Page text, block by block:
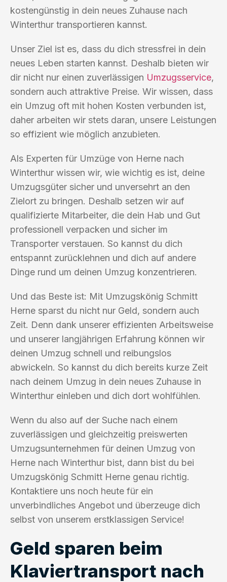
kostengünstig in dein neues Zuhause nach
Winterthur transportieren kannst.
Unser Ziel ist es, dass du dich stressfrei in dein
neues Leben starten kannst. Deshalb bieten wir
dir nicht nur einen zuverlässigen Umzugsservice,
sondern auch attraktive Preise. Wir wissen, dass
ein Umzug oft mit hohen Kosten verbunden ist,
daher arbeiten wir stets daran, unsere Leistungen
so effizient wie möglich anzubieten.
Als Experten für Umzüge von Herne nach
Winterthur wissen wir, wie wichtig es ist, deine
Umzugsgüter sicher und unversehrt an den
Zielort zu bringen. Deshalb setzen wir auf
qualifizierte Mitarbeiter, die dein Hab und Gut
professionell verpacken und sicher im
Transporter verstauen. So kannst du dich
entspannt zurücklehnen und dich auf andere
Dinge rund um deinen Umzug konzentrieren.
Und das Beste ist: Mit Umzugskönig Schmitt
Herne sparst du nicht nur Geld, sondern auch
Zeit. Denn dank unserer effizienten Arbeitsweise
und unserer langjährigen Erfahrung können wir
deinen Umzug schnell und reibungslos
abwickeln. So kannst du dich bereits kurze Zeit
nach deinem Umzug in dein neues Zuhause in
Winterthur einleben und dich dort wohlfühlen.
Wenn du also auf der Suche nach einem
zuverlässigen und gleichzeitig preiswerten
Umzugsunternehmen für deinen Umzug von
Herne nach Winterthur bist, dann bist du bei
Umzugskönig Schmitt Herne genau richtig.
Kontaktiere uns noch heute für ein
unverbindliches Angebot und überzeuge dich
selbst von unserem erstklassigen Service!
Geld sparen beim
Klaviertransport nach